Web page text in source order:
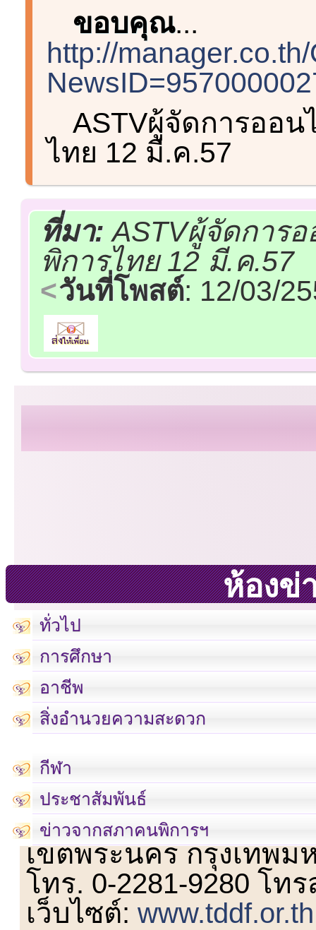
ขอบคุณ...
http://
ASTVผู้จัดการออ
ไทย 12 มี.ค.57
ที่มา: ASTVผู้จัดการ
พิการไทย 12 มี.ค.57
วันที่โพสต์: 12/03/
ห้องข่
ทั่วไป
การศึกษา
อาชีพ
สิ่งอำนวยความสะดวก
กีฬา
ประชาสัมพันธ์
ข่าวจากสภาคนพิการฯ
เลขที่ 23 ชั้น 2 ถนนวิ
เขตพระนคร กรุงเทพม
โทร. 0-2281-9280 โท
เว็บไซต์:www.tddf.or.th